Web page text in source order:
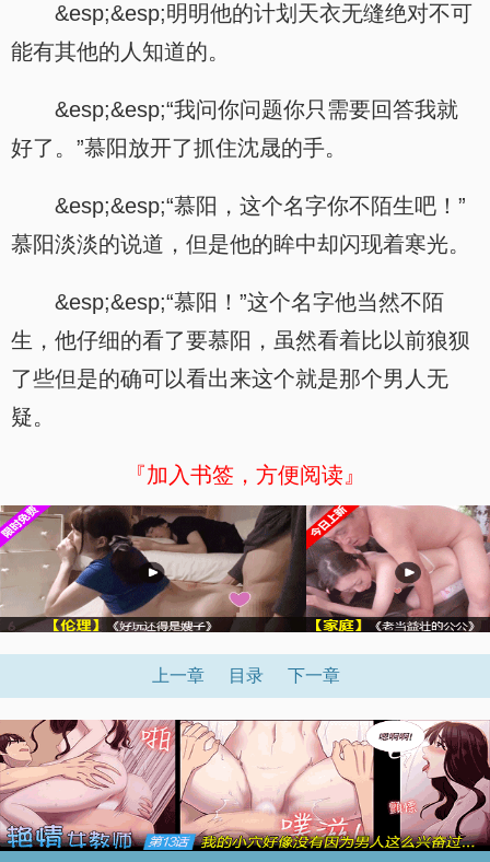
&esp;&esp;明明他的计划天衣无缝绝对不可
能有其他的人知道的。
&esp;&esp;“我问你问题你只需要回答我就
好了。”慕阳放开了抓住沈晟的手。
&esp;&esp;“慕阳，这个名字你不陌生吧！”
慕阳淡淡的说道，但是他的眸中却闪现着寒光。
&esp;&esp;“慕阳！”这个名字他当然不陌
生，他仔细的看了要慕阳，虽然看着比以前狼狈
了些但是的确可以看出来这个就是那个男人无
疑。
『加入书签，方便阅读』
上一章 目录 下一章